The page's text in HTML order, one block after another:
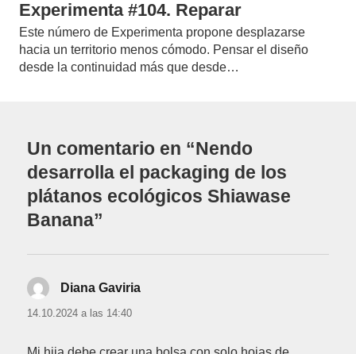
Experimenta #104. Reparar
Este número de Experimenta propone desplazarse
hacia un territorio menos cómodo. Pensar el diseño
desde la continuidad más que desde…
Un comentario en “Nendo
desarrolla el packaging de los
plátanos ecológicos Shiawase
Banana”
Diana Gaviria
14.10.2024 a las 14:40